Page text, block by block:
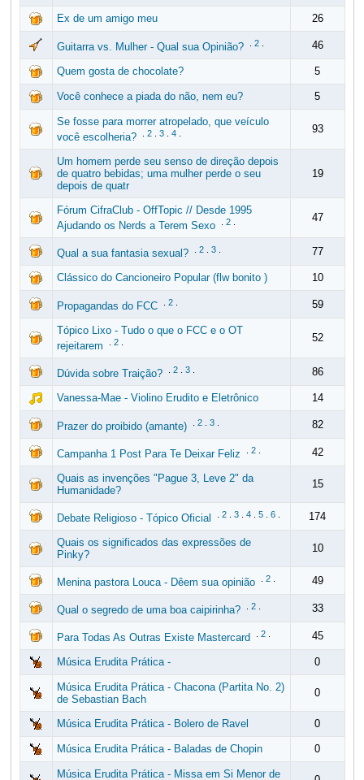
Ex de um amigo meu 26
Guitarra vs. Mulher - Qual sua Opinião? 2. 46
Quem gosta de chocolate? 5
Você conhece a piada do não, nem eu? 5
Se fosse para morrer atropelado, que veículo
você escolheria?
2. 3. 4. 93
Um homem perde seu senso de direção depois
de quatro bebidas; uma mulher perde o seu
depois de quatr
19
Fórum CifraClub - OffTopic // Desde 1995
Ajudando os Nerds a Terem Sexo
2. 47
Qual a sua fantasia sexual? 2. 3. 77
Clássico do Cancioneiro Popular (flw bonito ) 10
Propagandas do FCC 2. 59
Tópico Lixo - Tudo o que o FCC e o OT
rejeitarem
2. 52
Dúvida sobre Traição? 2. 3. 86
Vanessa-Mae - Violino Erudito e Eletrônico 14
Prazer do proibido (amante) 2. 3. 82
Campanha 1 Post Para Te Deixar Feliz 2. 42
Quais as invenções "Pague 3, Leve 2" da
Humanidade?
15
Debate Religioso - Tópico Oficial 2. 3. 4. 5. 6. 174
Quais os significados das expressões de
Pinky?
10
Menina pastora Louca - Dêem sua opinião 2. 49
Qual o segredo de uma boa caipirinha? 2. 33
Para Todas As Outras Existe Mastercard 2. 45
Música Erudita Prática - 0
Música Erudita Prática - Chacona (Partita No. 2)
de Sebastian Bach
0
Música Erudita Prática - Bolero de Ravel 0
Música Erudita Prática - Baladas de Chopin 0
Música Erudita Prática - Missa em Si Menor de